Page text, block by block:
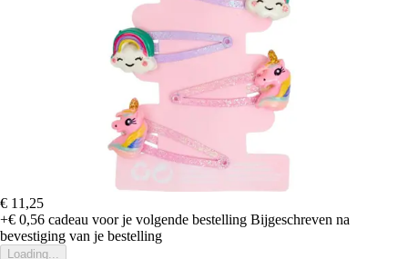
€ 11,25
+€ 0,56 cadeau voor je volgende bestelling Bijgeschreven na
bevestiging van je bestelling
Loading...